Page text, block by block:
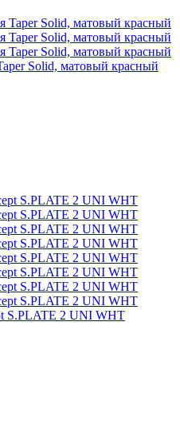
Solid, матовый красный
S.PLATE 2 UNI WHT